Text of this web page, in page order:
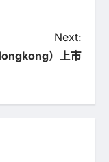
Next:
）上市